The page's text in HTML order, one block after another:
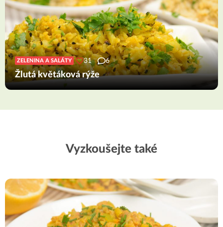
ZELENINA A SALÁTY 31 6
Žlutá květáková rýže
Vyzkoušejte také